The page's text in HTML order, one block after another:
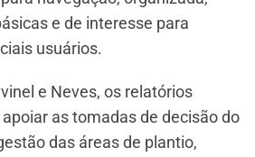
e de interesse para
usuários.
e Neves, os relatórios
as tomadas de decisão do
das áreas de plantio,